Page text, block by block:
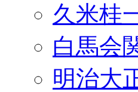
久米桂
白馬会
明治大